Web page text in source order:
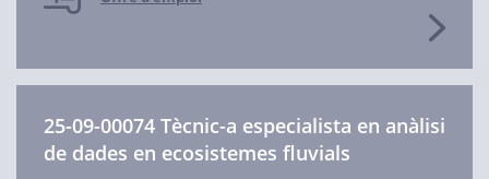
25-09-00074 Tècnic-a especialista en anàlisi
de dades en ecosistemes fluvials